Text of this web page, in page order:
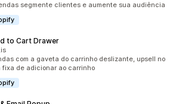
segmente clientes e aumente sua audiência
to Cart Drawer
todo
com a gaveta do carrinho deslizante, upsell no
fixa de adicionar ao carrinho